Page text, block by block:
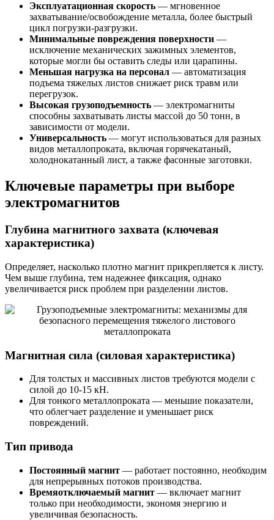
Эксплуатационная скорость — мгновенное
захватывание/освобождение металла, более быстрый
цикл погрузки-разгрузки.
Минимальные повреждения поверхности —
исключение механических зажимных элементов,
которые могли бы оставить следы или царапины.
Меньшая нагрузка на персонал — автоматизация
подъема тяжелых листов снижает риск травм или
перегрузок.
Высокая грузоподъемность — электромагниты
способны захватывать листы массой до 50 тонн, в
зависимости от модели.
Универсальность — могут использоваться для разных
видов металлопроката, включая горячекатаный,
холоднокатанный лист, а также фасонные заготовки.
Ключевые параметры при выборе
электромагнитов
Глубина магнитного захвата (ключевая
характеристика)
Определяет, насколько плотно магнит прикрепляется к листу.
Чем выше глубина, тем надежнее фиксация, однако
увеличивается риск проблем при разделении листов.
Магнитная сила (силовая характеристика)
Для толстых и массивных листов требуются модели с
силой до 10-15 кН.
Для тонкого металлопроката — меньшие показатели,
что облегчает разделение и уменьшает риск
повреждений.
Тип привода
Постоянный магнит — работает постоянно, необходим
для непрерывных потоков производства.
Времяотключаемый магнит — включает магнит
только при необходимости, экономя энергию и
увеличивая безопасность.